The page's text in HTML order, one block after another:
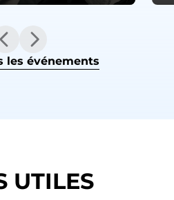
les événements
UTILES